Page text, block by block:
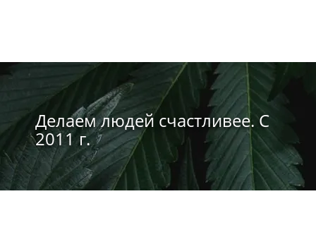
Делаем людей счастливее. С
2011 г.